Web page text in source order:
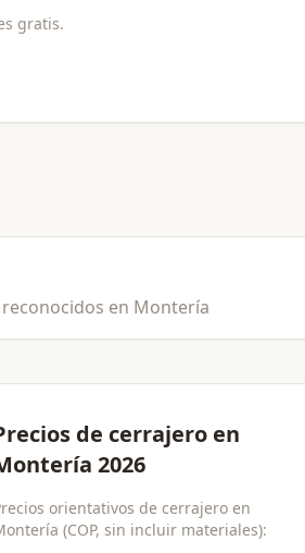
gratis.
en Montería
de cerrajero en
2026
orientativos de cerrajero en
(COP, sin incluir materiales):